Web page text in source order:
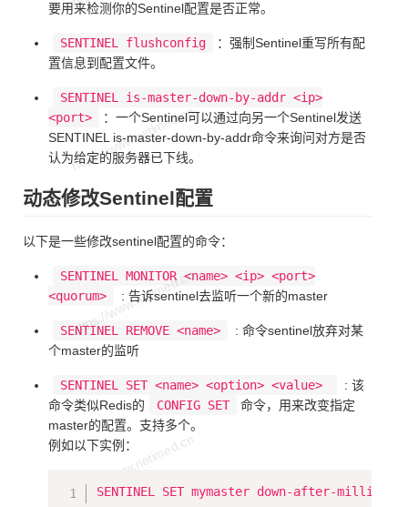
要用来检测你的Sentinel配置是否正常。
SENTINEL flushconfig
：强制Sentinel重写所有配
置信息到配置文件。
SENTINEL is-master-down-by-addr <ip>
<port>
：一个Sentinel可以通过向另一个Sentinel发送
SENTINEL is-master-down-by-addr命令来询问对方是否
认为给定的服务器已下线。
动态修改Sentinel配置
以下是一些修改sentinel配置的命令：
SENTINEL MONITOR <name> <ip> <port>
<quorum>
: 告诉sentinel去监听一个新的master
SENTINEL REMOVE <name>
: 命令sentinel放弃对某
个master的监听
SENTINEL SET <name> <option> <value>
: 该
命令类似Redis的
CONFIG SET
命令，用来改变指定
master的配置。支持多个。
例如以下实例：
SENTINEL SET mymaster down-after- Copy